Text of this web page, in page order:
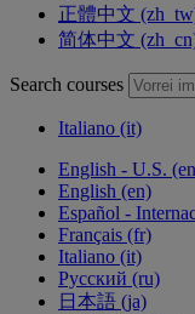
正體中文
简体中文
Search courses
Italiano ‎(it)‎
English - U.S.
English ‎(en)‎
Español -
Français ‎(fr)‎
Italiano ‎(it)‎
Русский ‎(ru)‎
日本語 ‎(ja)‎